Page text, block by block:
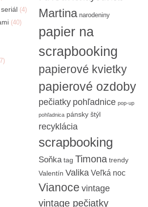
(4)
(40)
Martina narodeniny
papier na
scrapbooking
papierové kvietky
papierové ozdoby
pečiatky pohľadnice pop-up
pohľadnica pánsky štýl
recyklácia
scrapbooking
Soňka tag Timona trendy
Valentín Valika Veľká noc
Vianoce vintage
vintage pečiatky